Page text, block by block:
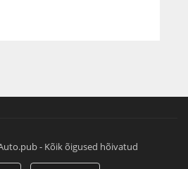
- Kõik õigused hõivatud